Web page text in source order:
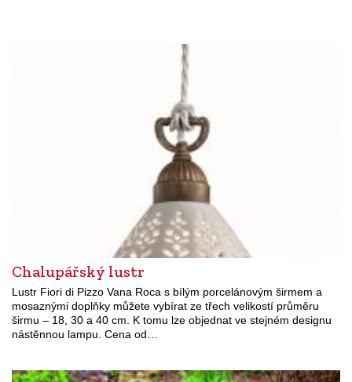
Chalupářský lustr
Lustr Fiori di Pizzo Vana Roca s bílým porcelánovým širmem a
mosaznými doplňky můžete vybírat ze třech velikostí průměru
širmu – 18, 30 a 40 cm. K tomu lze objednat ve stejném designu
nástěnnou lampu. Cena od…